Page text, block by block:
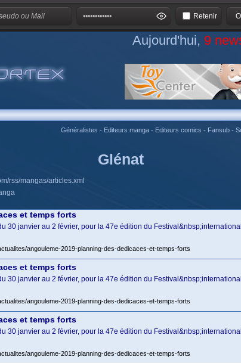
Retenir
Aujourd'hui, 9
Généralistes - Editeurs manga - Editeurs comics - Fansub -
Glénat
rss/mangas/articles.xml
et temps forts
30 janvier au 2 février, pour la 47e édition du
angouleme-2019-planning-des-dedicaces-et-temps-forts
et temps forts
30 janvier au 2 février, pour la 47e édition du
angouleme-2019-planning-des-dedicaces-et-temps-forts
et temps forts
30 janvier au 2 février, pour la 47e édition du
angouleme-2019-planning-des-dedicaces-et-temps-forts